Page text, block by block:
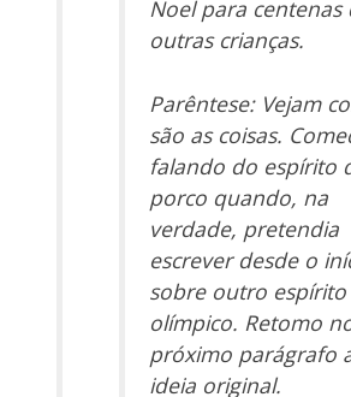
Noel para centenas
outras crianças.
Parêntese: Vejam
são as coisas.
falando do espírito
porco quando, na
verdade, pretendia
escrever desde o
sobre outro espírito
olímpico. Retomo
próximo parágrafo
ideia original.